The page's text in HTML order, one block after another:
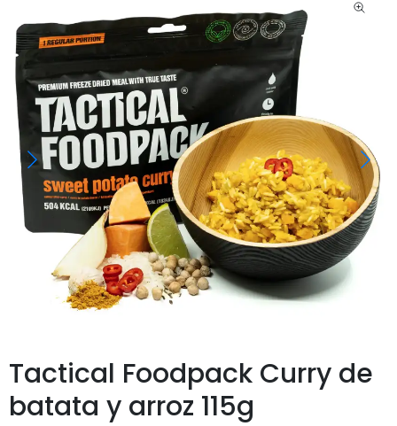
Tactical Foodpack Curry de
batata y arroz 115g